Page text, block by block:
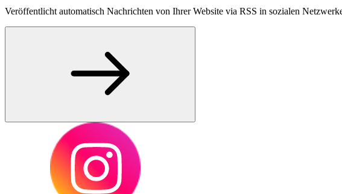
Veröffentlicht automatisch Nachrichten von Ihrer Website via RSS in sozialen